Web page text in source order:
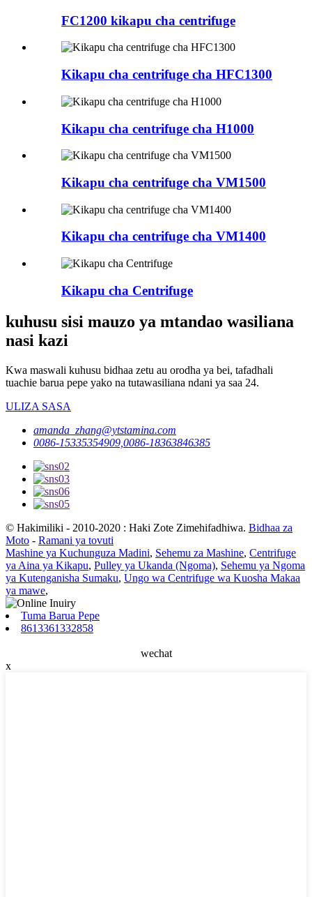
FC1200 kikapu cha centrifuge
Kikapu cha centrifuge cha HFC1300
Kikapu cha centrifuge cha H1000
Kikapu cha centrifuge cha VM1500
Kikapu cha centrifuge cha VM1400
Kikapu cha Centrifuge
kuhusu sisi mauzo ya mtandao wasiliana
nasi kazi
Kwa maswali kuhusu bidhaa zetu au orodha ya bei, tafadhali
tuachie barua pepe yako na tutawasiliana ndani ya saa 24.
ULIZA SASA
amanda_zhang@ytstamina.com
0086-15335354909,0086-18363846385
© Hakimiliki - 2010-2020 : Haki Zote Zimehifadhiwa. Bidhaa za
Moto - Ramani ya tovuti
Mashine ya Kuchunguza Madini, Sehemu za Mashine, Centrifuge
ya Aina ya Kikapu, Pulley ya Ukanda (Ngoma), Sehemu ya Ngoma
ya Kutenganisha Sumaku, Ungo wa Centrifuge wa Kuosha Makaa
ya mawe,
Tuma Barua Pepe
8613361332858
wechat
x